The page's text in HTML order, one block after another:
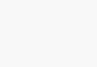
аудіофайлу? Не
Audio Speed Changer
завантаженням, що